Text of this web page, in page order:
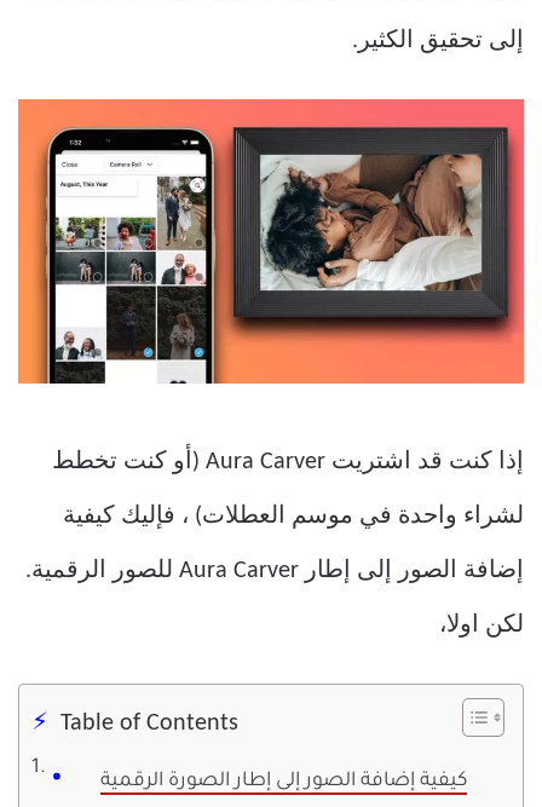
إلى تحقيق الكثير.
إذا كنت قد اشتريت Aura Carver (أو كنت تخطط
لشراء واحدة في موسم العطلات) ، فإليك كيفية
إضافة الصور إلى إطار Aura Carver للصور الرقمية.
لكن اولا،
Table of Contents
كيفية إضافة الصور إلى إطار الصورة الرقمية